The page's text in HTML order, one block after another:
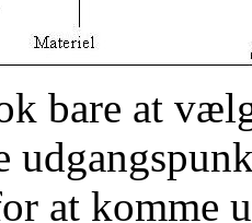
bare at
at komme